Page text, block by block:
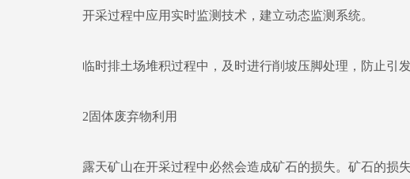
开采过程中应用实时监测技术，建立动态监测系统。
临时排土场堆积过程中，及时进行削坡压脚处理，防止引发
2固体废弃物利用
露天矿山在开采过程中必然会造成矿石的损失。矿石的损失